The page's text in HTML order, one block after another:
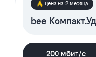
цена на 2 месяца
bee
200 мбит/с